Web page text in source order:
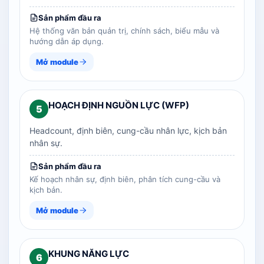
Sản phẩm đầu ra
Hệ thống văn bản quản trị, chính sách, biểu mẫu và
hướng dẫn áp dụng.
Mở module
5 HOẠCH ĐỊNH NGUỒN LỰC (WFP)
Headcount, định biên, cung-cầu nhân lực, kịch bản
nhân sự.
Sản phẩm đầu ra
Kế hoạch nhân sự, định biên, phân tích cung-cầu và
kịch bản.
Mở module
6 KHUNG NĂNG LỰC